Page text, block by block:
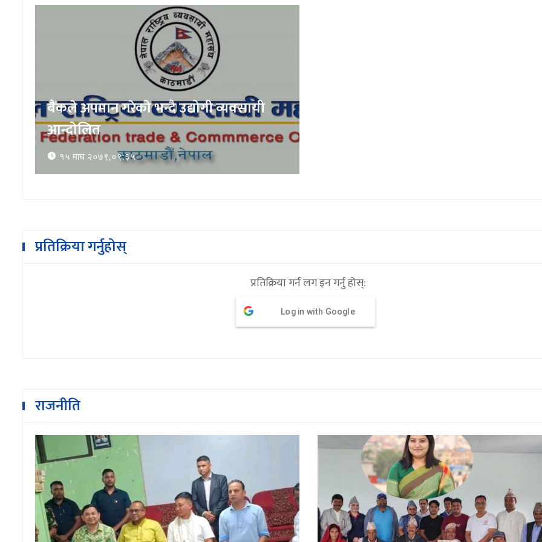
बैंकले अपमान गरेको भन्दै उद्योगी व्यवसायी
आन्दोलित
१५ माघ २०७९,०९:३५
प्रतिक्रिया गर्नुहोस्
प्रतिक्रिया गर्न लग इन गर्नु होस्:
Log in with Google
राजनीति